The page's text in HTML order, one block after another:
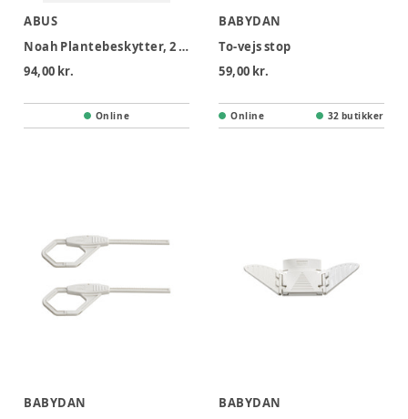
ABUS
Noah Plantebeskytter, 2 stk
94,00 kr.
Online
BABYDAN
To-vejs stop
59,00 kr.
Online 32 butikker
BABYDAN
BABYDAN